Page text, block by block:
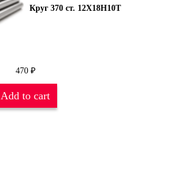
Круг 370 ст. 12Х18Н10Т
470 ₽
Add to cart